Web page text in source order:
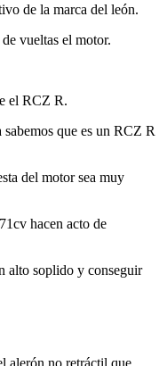
de la marca del león.
vueltas el motor.
el RCZ R.
que es un RCZ R
del motor sea muy
hacen acto de
alto soplido y conseguir
alerón no retráctil que